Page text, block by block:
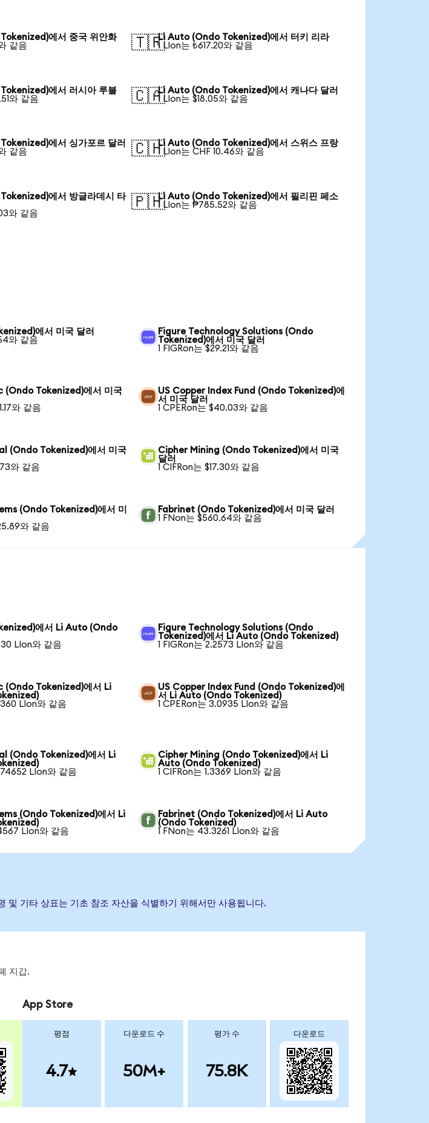
에서 중국 위안화
같음
🇹🇷Li Auto (Ondo Tokenized)에서 터키 리라
1 LIon는 ₺617.20와 같음
에서 러시아 루블
와 같음
🇨🇦Li Auto (Ondo Tokenized)에서 캐나다 달러
1 LIon는 $18.05와 같음
에서 싱가포르 달러
같음
🇨🇭Li Auto (Ondo Tokenized)에서 스위스 프랑
1 LIon는 CHF 10.46와 같음
에서 방글라데시 타
와 같음
🇵🇭Li Auto (Ondo Tokenized)에서 필리핀 페소
1 LIon는 ₱785.52와 같음
에서 미국 달러
와 같음
Figure Technology Solutions (Ondo
Tokenized)에서 미국 달러
1 FIGRon는 $29.21와 같음
Tokenized)에서 미국
와 같음
US Copper Index Fund (Ondo Tokenized)에
서 미국 달러
1 CPERon는 $40.03와 같음
(Ondo Tokenized)에서 미국
와 같음
Cipher Mining (Ondo Tokenized)에서 미국
달러
1 CIFRon는 $17.30와 같음
(Ondo Tokenized)에서 미
와 같음
Fabrinet (Ondo Tokenized)에서 미국 달러
1 FNon는 $560.64와 같음
에서 Li Auto (Ondo
LIon와 같음
Figure Technology Solutions (Ondo
Tokenized)에서 Li Auto (Ondo Tokenized)
1 FIGRon는 2.2573 LIon와 같음
(Ondo Tokenized)에서 Li
LIon와 같음
US Copper Index Fund (Ondo Tokenized)에
서 Li Auto (Ondo Tokenized)
1 CPERon는 3.0935 LIon와 같음
(Ondo Tokenized)에서 Li
LIon와 같음
Cipher Mining (Ondo Tokenized)에서 Li
Auto (Ondo Tokenized)
1 CIFRon는 1.3369 LIon와 같음
(Ondo Tokenized)에서 Li
LIon와 같음
Fabrinet (Ondo Tokenized)에서 Li Auto
(Ondo Tokenized)
1 FNon는 43.3261 LIon와 같음
및 기타 상표는 기초 참조 자산을 식별하기 위해서만 사용됩니다.
지갑.
App Store
평점
4.7
다운로드 수
50M+
평가 수
75.8K
다운로드